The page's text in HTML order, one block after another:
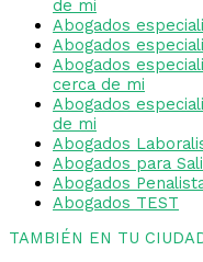
de mi
Abogados
Abogados
Abogados
cerca de mi
Abogados
de mi
Abogados
Abogados para
Abogados
Abogados TEST
TAMBIÉN EN TU